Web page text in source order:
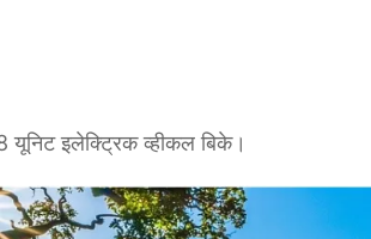
इलेक्ट्रिक व्हीकल बिके।